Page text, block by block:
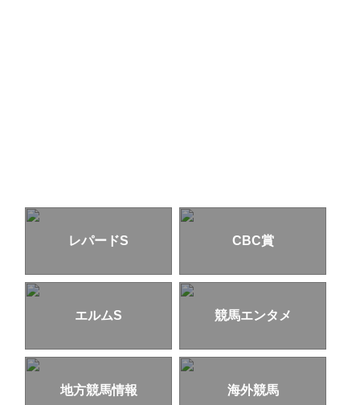
レパードS CBC賞
エルムS 競馬エンタメ
地方競馬情報 海外競馬